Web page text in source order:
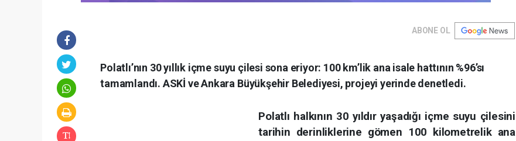
ABONE OL
Polatlı’nın 30 yıllık içme suyu çilesi sona eriyor: 100 km’lik ana isale hattının %96’sı
tamamlandı. ASKİ ve Ankara Büyükşehir Belediyesi, projeyi yerinde denetledi.
Polatlı halkının 30 yıldır yaşadığı içme suyu çilesini
tarihin derinliklerine gömen 100 kilometrelik ana